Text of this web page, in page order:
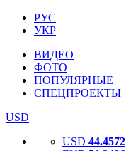
РУС
УКР
ВИДЕО
ФОТО
ПОПУЛЯРНЫЕ
СПЕЦПРОЕКТЫ
USD
USD 44.4572